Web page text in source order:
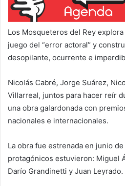
Los Mosqueteros del Rey
juego del “error actoral” y
desopilante, ocurrente e
Nicolás Cabré, Jorge Suárez,
Villarreal, juntos para hacer reír
una obra galardonada con
nacionales e internacionales.
La obra fue estrenada en junio
protagónicos estuvieron: Miguel
Darío Grandinetti y Juan Leyrado.